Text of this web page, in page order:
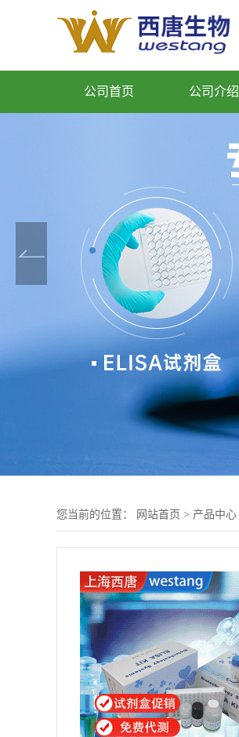
公司首页 公司介绍
您当前的位置： 网站首页 > 产品中心